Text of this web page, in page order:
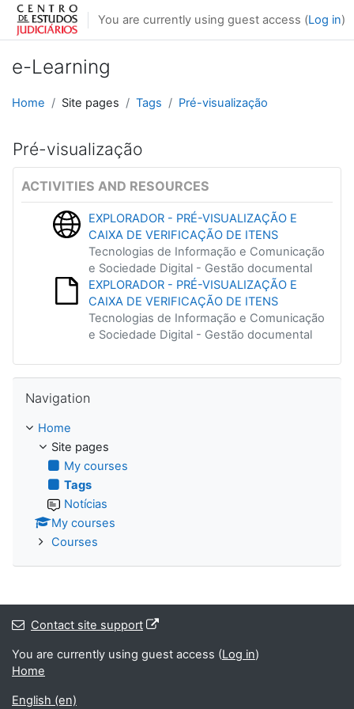
Skip to main content
You are currently using guest access (Log in)
e-Learning
Home Site pages Tags Pré-visualização
Pré-visualização
ACTIVITIES AND RESOURCES
EXPLORADOR - PRÉ-VISUALIZAÇÃO E
CAIXA DE VERIFICAÇÃO DE ITENS
Tecnologias de Informação e Comunicação
e Sociedade Digital - Gestão documental
EXPLORADOR - PRÉ-VISUALIZAÇÃO E
CAIXA DE VERIFICAÇÃO DE ITENS
Tecnologias de Informação e Comunicação
e Sociedade Digital - Gestão documental
Navigation
Home
Site pages
My courses
Tags
Notícias
My courses
Courses
Contact site support
You are currently using guest access (Log in)
Home
English ‎(en)‎